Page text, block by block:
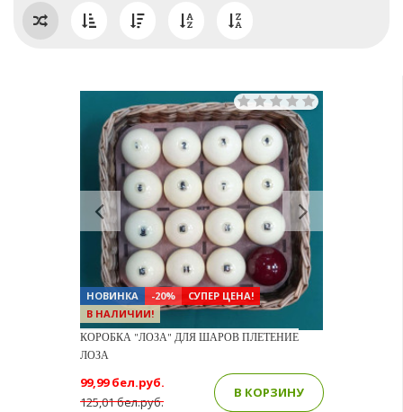
Previous Next
НОВИНКА -20%
СУПЕР ЦЕНА!
В НАЛИЧИИ!
КОРОБКА "ЛОЗА" ДЛЯ ШАРОВ ПЛЕТЕНИЕ
ЛОЗА
125,01 бел.руб.
99,99 бел.руб.
В КОРЗИНУ